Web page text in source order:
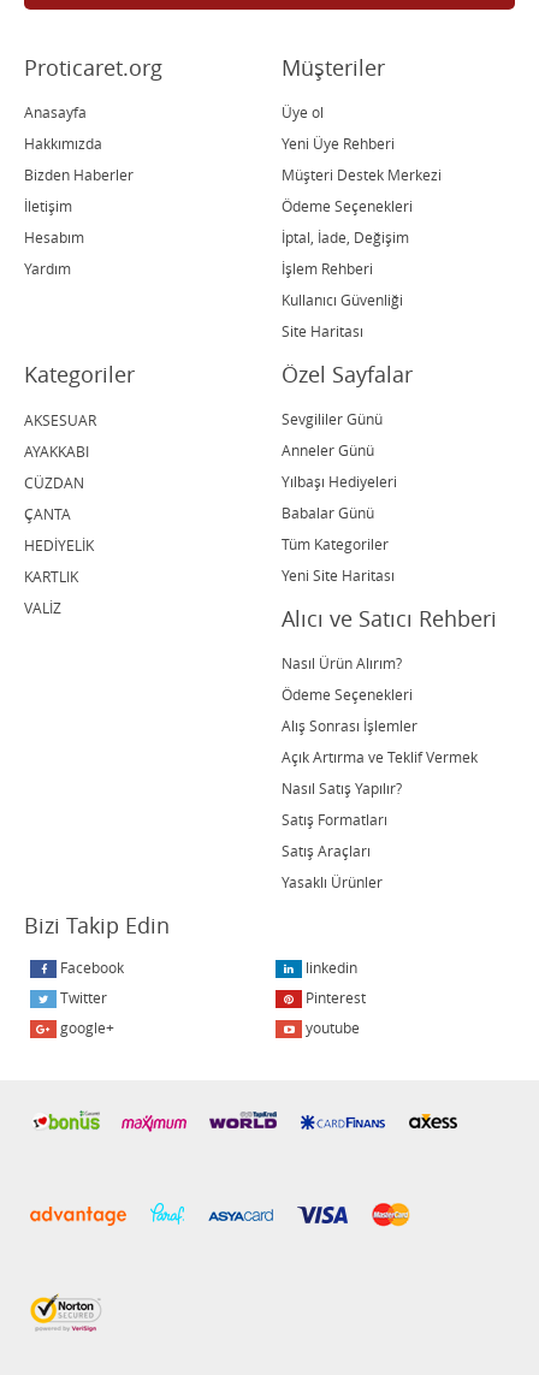
Proticaret.org
Anasayfa
Hakkımızda
Bizden Haberler
İletişim
Hesabım
Yardım
Müşteriler
Üye ol
Yeni Üye Rehberi
Müşteri Destek Merkezi
Ödeme Seçenekleri
İptal, İade, Değişim
İşlem Rehberi
Kullanıcı Güvenliği
Site Haritası
Kategoriler
AKSESUAR
AYAKKABI
CÜZDAN
ÇANTA
HEDİYELİK
KARTLIK
VALİZ
Özel Sayfalar
Sevgililer Günü
Anneler Günü
Yılbaşı Hediyeleri
Babalar Günü
Tüm Kategoriler
Yeni Site Haritası
Alıcı ve Satıcı Rehberi
Nasıl Ürün Alırım?
Ödeme Seçenekleri
Alış Sonrası İşlemler
Açık Artırma ve Teklif Vermek
Nasıl Satış Yapılır?
Satış Formatları
Satış Araçları
Yasaklı Ürünler
Bizi Takip Edin
Facebook
linkedin
Twitter
Pinterest
google+
youtube